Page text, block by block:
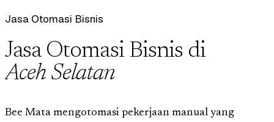
Jasa Otomasi Bisnis
Jasa Otomasi Bisnis di
Aceh Selatan
Bee Mata mengotomasi pekerjaan manual yang